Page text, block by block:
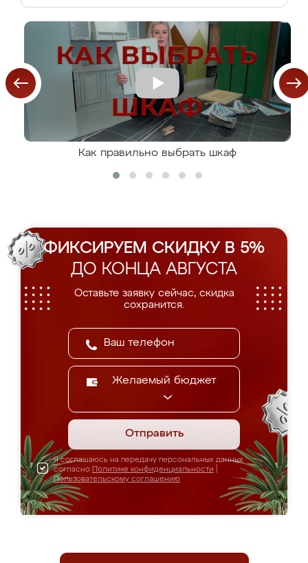
Как правильно выбрать шкаф
ФИКСИРУЕМ СКИДКУ В 5%
ДО КОНЦА АВГУСТА
Оставьте заявку сейчас, скидка
сохранится.
Желаемый бюджет
Отправить
Я соглашаюсь на передачу персональных данных
согласно Политике конфиденциальности
Пользовательскому соглашению